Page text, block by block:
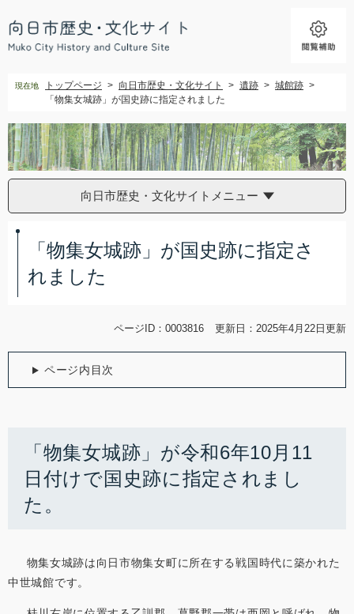
ー
ジ
す。
ニ
ュ
し
て
本
文
現在地 トップページ > 向日市歴史・文化サイト > 遺跡 > 城館跡 >
「物集女城跡」が国史跡に指定されました
向日市歴史・文化サイトメニュー
本
「物集女城跡」が国史跡に指定さ
れました
ページID：0003816 更新日：2025年4月22日更新
ページ内目次
「物集女城跡」が令和6年10月11
日付けで国史跡に指定されまし
た。
物集女城跡は向日市物集女町に所在する戦国時代に築かれた
中世城館です。